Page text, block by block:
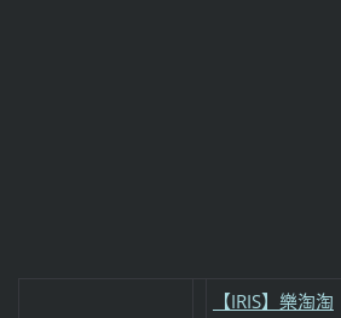
【IRIS】樂淘淘